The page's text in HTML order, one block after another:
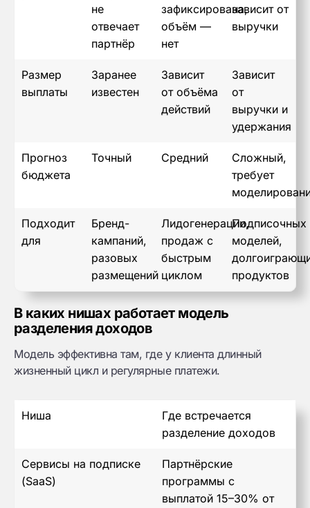
не
отвечает
партнёр
зафиксирована,
объём —
нет
зависит от
выручки
Размер
выплаты
Заранее
известен
Зависит
от объёма
действий
Зависит
от
выручки и
удержания
Прогноз
бюджета
Точный Средний
Сложный,
требует
Подходит
для
Бренд-
кампаний,
разовых
размещений
Лидогенерации,
продаж с
быстрым
циклом
Подписочных
моделей,
продуктов
В каких нишах работает модель
разделения доходов
Модель эффективна там, где у клиента длинный
жизненный цикл и регулярные платежи.
Ниша
Где встречается
разделение доходов
Сервисы на подписке
(SaaS)
Партнёрские
программы с
выплатой 15–30% от